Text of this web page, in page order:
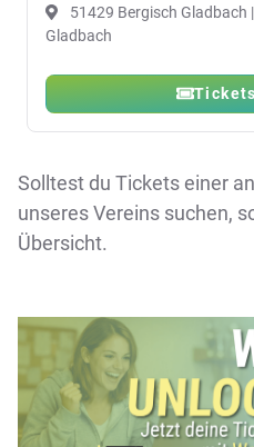
51429 Bergisch Gladbach
Gladbach
Solltest du Tickets einer
unseres Vereins suchen,
Übersicht.